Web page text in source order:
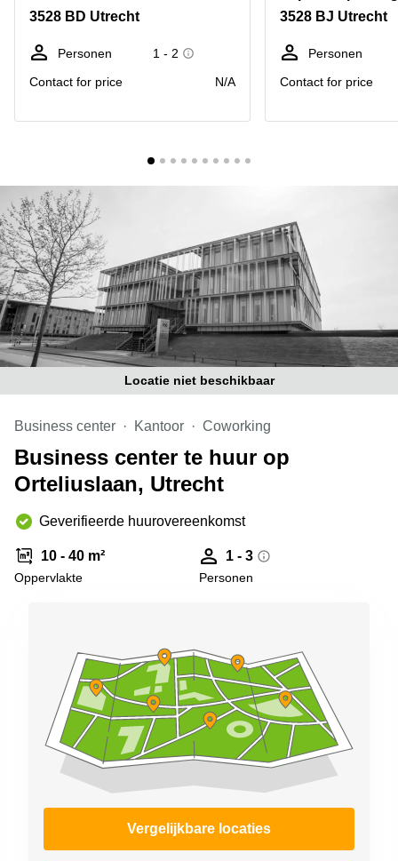
Hengelo
Hilversum
Hoofddorp
Tilburg
Zwolle
Amsterdam
Westpoort
Reeuwijk
Business
Arnhem
Business
center
Hilversum
Business
center
Den
Haag
Coworking
space
Breda
Coworking
in Arnhem
Coworking
Hilversum
Coworking
space
Zwolle
Kantoor
Hengelo
Bedrijfsruimte
Huren in
Nijmegen
3528 BD Utrecht
Personen
1 - 2
Contact for price
N/A
3528 BJ Utrecht
Personen
Contact for price
Locatie niet beschikbaar
Business center Kantoor Coworking
Business center te huur op
Orteliuslaan, Utrecht
Geverifieerde huurovereenkomst
10 - 40 m²
Oppervlakte
1 - 3
Personen
Vergelijkbare locaties